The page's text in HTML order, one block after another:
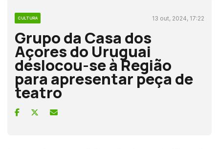
CULTURA 13 out, 2024, 17:22
Grupo da Casa dos
Açores do Uruguai
deslocou-se à Região
para apresentar peça de
teatro